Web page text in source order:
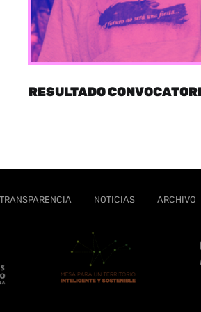
RESULTADO
NOTICIAS ARCHIVO